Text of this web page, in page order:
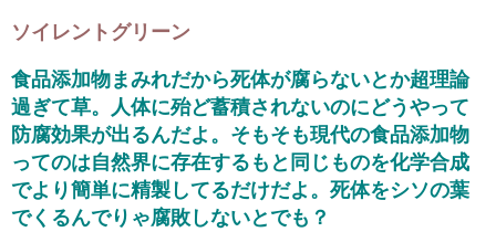
ソイレントグリーン
食品添加物まみれだから死体が腐らないとか超理論
過ぎて草。人体に殆ど蓄積されないのにどうやって
防腐効果が出るんだよ。そもそも現代の食品添加物
ってのは自然界に存在するもと同じものを化学合成
でより簡単に精製してるだけだよ。死体をシソの葉
でくるんでりゃ腐敗しないとでも？